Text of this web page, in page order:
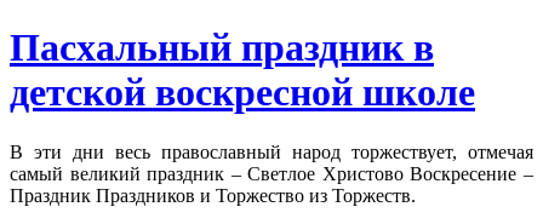
Пасхальный праздник в
детской воскресной школе
В эти дни весь православный народ торжествует, отмечая
самый великий праздник – Светлое Христово Воскресение –
Праздник Праздников и Торжество из Торжеств.